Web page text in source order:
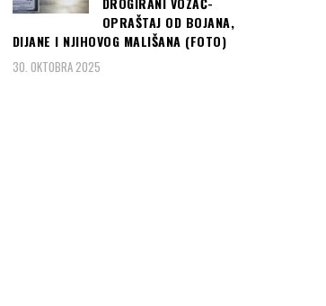
„Srbija je u pregovorima
oko Kosova spremna na
kompromis, aliRead more
Hrvatska je s dvije pobjede
OPRAŠTAJ OD BOJANA,
DIJANE I NJIHOVOG MALIŠANA (FOTO)
30. OKTOBRA 2025